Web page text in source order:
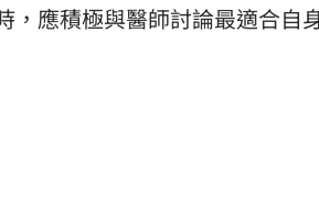
，應積極與醫師討論最適合自